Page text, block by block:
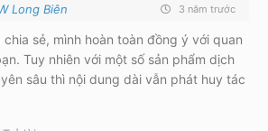
Long Biên 3 năm trước
chia sẻ, mình hoàn toàn đồng ý với quan
Tuy nhiên với một số sản phẩm dịch
sâu thì nội dung dài vẫn phát huy tác